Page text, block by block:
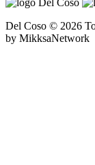
Del Coso © 2026
by MikksaNetwork